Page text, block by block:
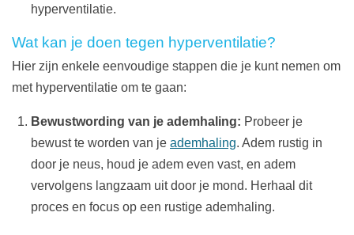
hyperventilatie.
Wat kan je doen tegen hyperventilatie?
Hier zijn enkele eenvoudige stappen die je kunt nemen om
met hyperventilatie om te gaan:
Bewustwording van je ademhaling: Probeer je
bewust te worden van je ademhaling. Adem rustig in
door je neus, houd je adem even vast, en adem
vervolgens langzaam uit door je mond. Herhaal dit
proces en focus op een rustige ademhaling.